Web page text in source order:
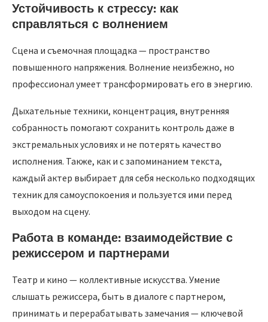
Устойчивость к стрессу: как
справляться с волнением
Сцена и съемочная площадка — пространство
повышенного напряжения. Волнение неизбежно, но
профессионал умеет трансформировать его в энергию.
Дыхательные техники, концентрация, внутренняя
собранность помогают сохранить контроль даже в
экстремальных условиях и не потерять качество
исполнения. Также, как и с запоминанием текста,
каждый актер выбирает для себя несколько подходящих
техник для самоуспокоения и пользуется ими перед
выходом на сцену.
Работа в команде: взаимодействие с
режиссером и партнерами
Театр и кино — коллективные искусства. Умение
слышать режиссера, быть в диалоге с партнером,
принимать и перерабатывать замечания — ключевой